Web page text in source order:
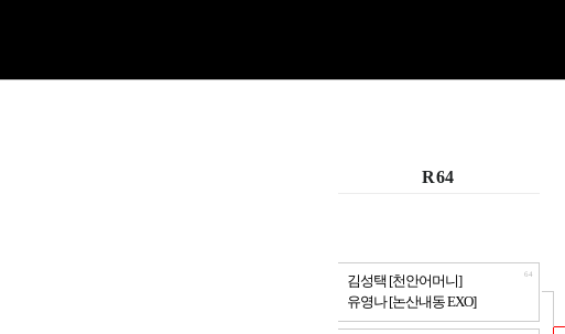
R64
김성택 [천안어머니]
유영나 [논산내동 EXO]
64